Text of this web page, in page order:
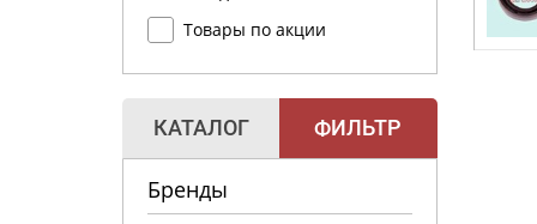
Товары по акции
КАТАЛОГ ФИЛЬТР
Бренды